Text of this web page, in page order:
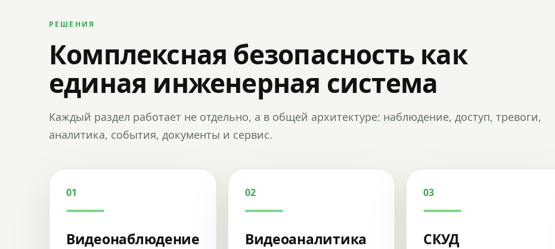
РЕШЕНИЯ
Комплексная безопасность как
единая инженерная система
Каждый раздел работает не отдельно, а в общей архитектуре: наблюдение, доступ, тревоги,
аналитика, события, документы и сервис.
01
Видеонаблюдение
02
Видеоаналитика
03
СКУД